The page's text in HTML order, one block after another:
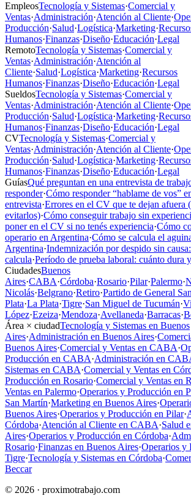
EmpleosTecnología y Sistemas·Comercial y
Ventas·Administración·Atención al Cliente·
Producción·Salud·Logística·Marketing·
Humanos·Finanzas·Diseño·Educación·Legal
RemotoTecnología y Sistemas·Comercial y
Ventas·Administración·Atención al
Cliente·Salud·Logística·Marketing·Recursos
Humanos·Finanzas·Diseño·Educación·Legal
SueldosTecnología y Sistemas·Comercial y
Ventas·Administración·Atención al Cliente·
Producción·Salud·Logística·Marketing·
Humanos·Finanzas·Diseño·Educación·Legal
CVTecnología y Sistemas·Comercial y
Ventas·Administración·Atención al Cliente·
Producción·Salud·Logística·Marketing·
Humanos·Finanzas·Diseño·Educación·Legal
GuíasQué preguntan en una entrevista de
responder·Cómo responder “hablame de vos”
entrevista·Errores en el CV que te dejan afuera
evitarlos)·Cómo conseguir trabajo sin
poner en el CV si no tenés experiencia·Cómo
operario en Argentina·Cómo se calcula el
Argentina·Indemnización por despido sin
calcula·Período de prueba laboral: cuánto dura
CiudadesBuenos
Aires·CABA·Córdoba·Rosario·Pilar·Palermo·
Nicolás·Belgrano·Retiro·Partido de General
Plata·La Plata·Tigre·San Miguel de Tucumán·
López·Ezeiza·Mendoza·Avellaneda·Barracas·
Área × ciudadTecnología y Sistemas en Buenos
Aires·Administración en Buenos Aires·
Buenos Aires·Comercial y Ventas en CABA·
Producción en CABA·Administración en
Sistemas en CABA·Comercial y Ventas en
Producción en Rosario·Comercial y Ventas en
Ventas en Palermo·Operarios y Producción en
San Martín·Marketing en Buenos Aires·
Buenos Aires·Operarios y Producción en Pilar·
Córdoba·Atención al Cliente en CABA·Salud
Aires·Operarios y Producción en Córdoba·
Rosario·Finanzas en Buenos Aires·Operarios y
Tigre·Tecnología y Sistemas en Córdoba·
Beccar
© 2026 · proximotrabajo.com